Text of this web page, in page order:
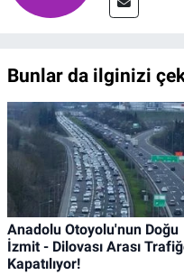
Bunlar da ilginizi
Anadolu Otoyolu'nun Doğu
İzmit - Dilovası Arası
Kapatılıyor!